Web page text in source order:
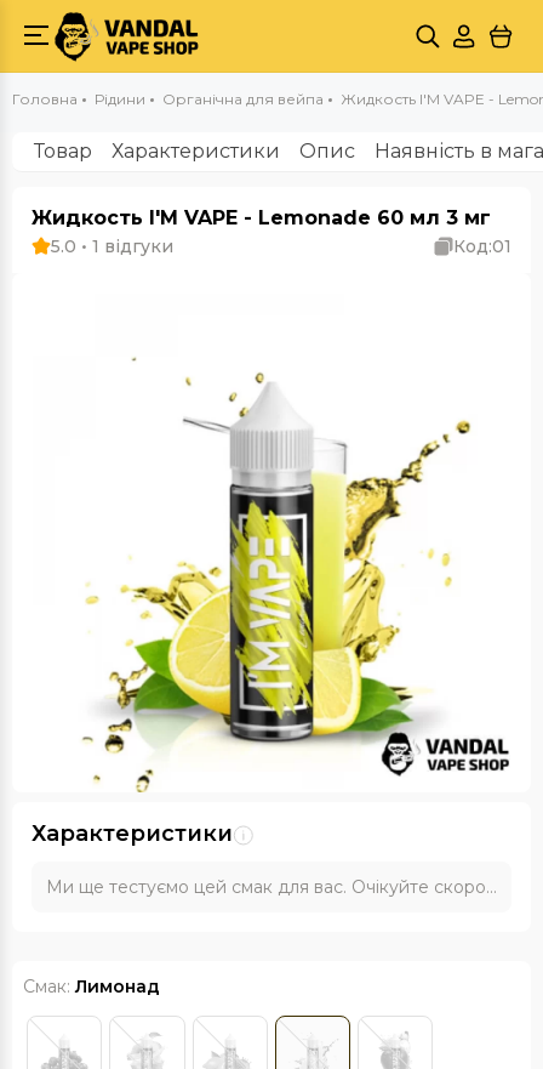
Головна Рідини Органічна для вейпа Жидкость I'М VAPE -
Товар Характеристики Опис Наявність в
Жидкость I'М VAPE - Lemonade 60 мл 3 мг
5.0 • 1 відгуки Код:01
Характеристики
Ми ще тестуємо цей смак для вас. Очікуйте скоро...
Смак:Лимонад